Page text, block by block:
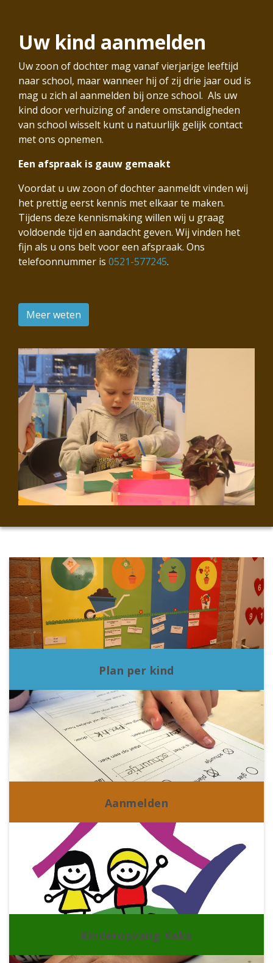
Uw kind aanmelden
Uw zoon of dochter mag vanaf vierjarige leeftijd
naar school, maar wanneer hij of zij drie jaar oud is
mag u zich al aanmelden bij onze school. Als uw
kind door verhuizing of andere omstandigheden
van school wisselt kunt u natuurlijk gelijk contact
met ons opnemen.
Een afspraak is gauw gemaakt
Voordat u uw zoon of dochter aanmeldt vinden wij
het prettig eerst kennis met elkaar te maken.
Tijdens deze kennismaking willen wij u graag
voldoende tijd en aandacht geven. Wij vinden het
fijn als u ons belt voor een afspraak. Ons
telefoonnummer is 0521-577245.
Meer weten
Plan per kind
Aanmelden
Kinderopvang Kaka